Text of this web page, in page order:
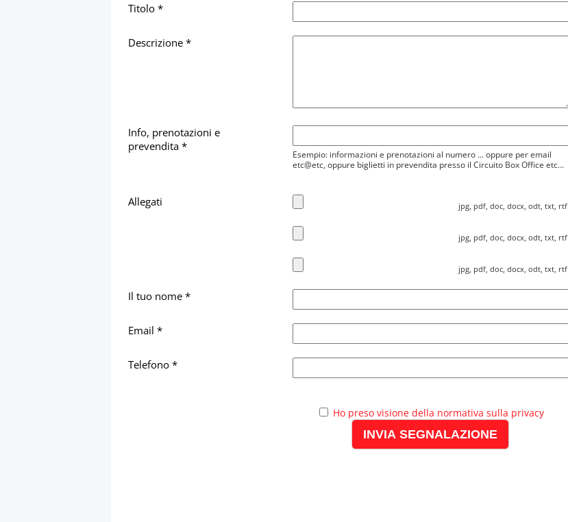
Titolo *
Descrizione *
Info, prenotazioni e
prevendita *
Esempio: informazioni e prenotazioni al numero ... oppure per email
etc@etc, oppure biglietti in prevendita presso il Circuito Box Office etc...
Allegati jpg, pdf, doc, docx, odt, txt, rtf
jpg, pdf, doc, docx, odt, txt, rtf
jpg, pdf, doc, docx, odt, txt, rtf
Il tuo nome *
Email *
Telefono *
Ho preso visione della normativa sulla privacy
INVIA SEGNALAZIONE